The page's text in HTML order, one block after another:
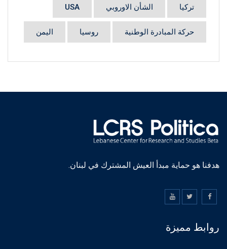
تركيا الشأن الاوروبي USA
حركة المبادرة الوطنية روسيا اليمن
هدفنا هو حماية مبدأ العيش المشترك في لبنان.
روابط مميزة